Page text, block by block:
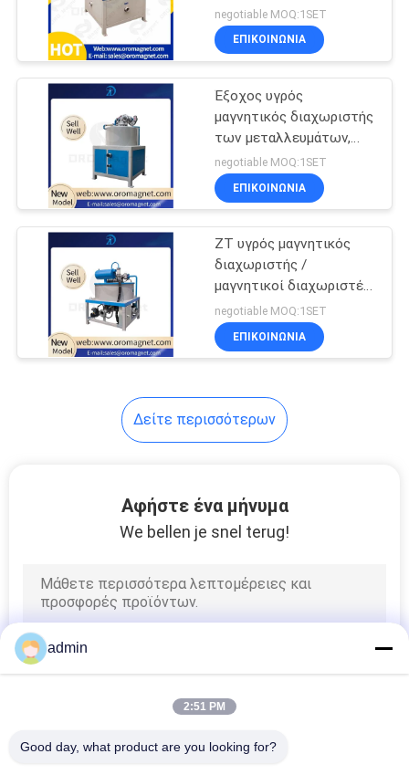
υδρόψυξης υγρός
μαγνητικός για το
χημικό πηλό κεραμικής
negotiable MOQ:1SET
ΕΠΙΚΟΙΝΩΝΊΑ
Έξοχος υγρός
μαγνητικός διαχωριστής
των μεταλλευμάτων,
μαγνητικός χωρισμός
χαντρών για τον
κεραμικό πηλό καολίνη
negotiable MOQ:1SET
ΕΠΙΚΟΙΝΩΝΊΑ
ZT υγρός μαγνητικός
διαχωριστής /
μαγνητικοί διαχωριστές
βιομηχανίες σταθμών
σκόνης / κεραμική /
ορυχείο / λάσπη
negotiable MOQ:1SET
ΕΠΙΚΟΙΝΩΝΊΑ
Δείτε περισσότερων
Αφήστε ένα μήνυμα
We bellen je snel terug!
admin
2:51 PM
Good day, what product are you looking for?